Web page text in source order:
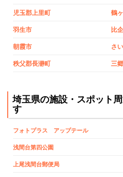
児玉郡上里町 鶴
羽生市 比
朝霞市 さ
秩父郡長瀞町 三
埼玉県の施設・スポット
す
フォトプラス アップテール
浅間台第四公園
上尾浅間台郵便局